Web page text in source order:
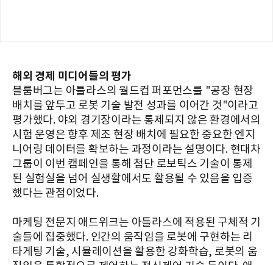
해외 경제 미디어들의 평가
블룸버그는 아틀라스의 월드컵 퍼포먼스를 "공장 현장
배치를 앞두고 로봇 기술 발전 성과를 이어간 것"이라고
평가했다. 야외 경기장이라는 통제되지 않은 환경에서의
시험 운영은 향후 제조 현장 배치에 필요한 중요한 엔지
니어링 데이터를 확보하는 과정이라는 설명이다. 현대차
그룹이 이번 캠페인을 통해 첨단 로보틱스 기술이 통제
된 실험실을 넘어 실생활에서도 활용될 수 있음을 입증
했다는 관점이었다.
마케팅 전문지 애드위크는 아틀라스에 적용된 구체적 기
술들에 집중했다. 인간의 움직임을 로봇에 구현하는 리
타게팅 기술, 시뮬레이션을 활용한 강화학습, 로봇의 움